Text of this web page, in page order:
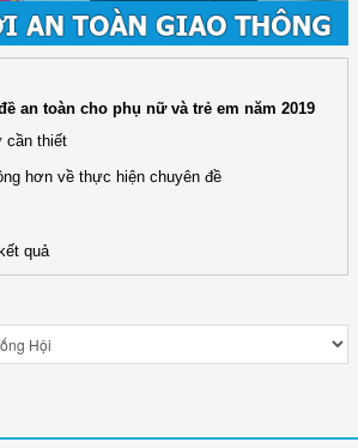
an toàn cho phụ nữ và trẻ em năm 2019
cần thiết
hơn về thực hiện chuyên đề
quả